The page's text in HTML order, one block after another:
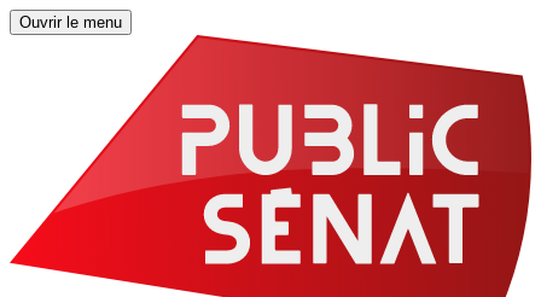
Ouvrir le menu